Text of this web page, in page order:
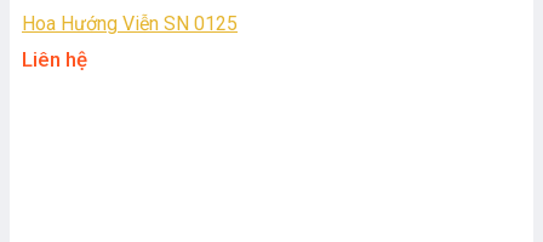
Hoa Hướng Viễn SN 0125
Liên hệ